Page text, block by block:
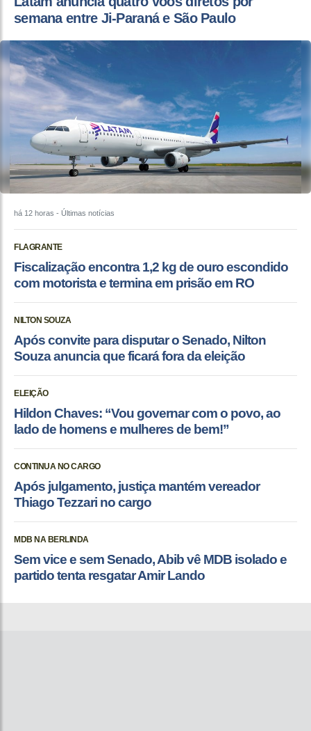
semana entre Ji-Paraná e São Paulo
há 12 horas - Últimas notícias
FLAGRANTE
Fiscalização encontra 1,2 kg de ouro escondido
com motorista e termina em prisão em RO
NILTON SOUZA
Após convite para disputar o Senado, Nilton
Souza anuncia que ficará fora da eleição
ELEIÇÃO
Hildon Chaves: “Vou governar com o povo, ao
lado de homens e mulheres de bem!”
CONTINUA NO CARGO
Após julgamento, justiça mantém vereador
Thiago Tezzari no cargo
MDB NA BERLINDA
Sem vice e sem Senado, Abib vê MDB isolado e
partido tenta resgatar Amir Lando